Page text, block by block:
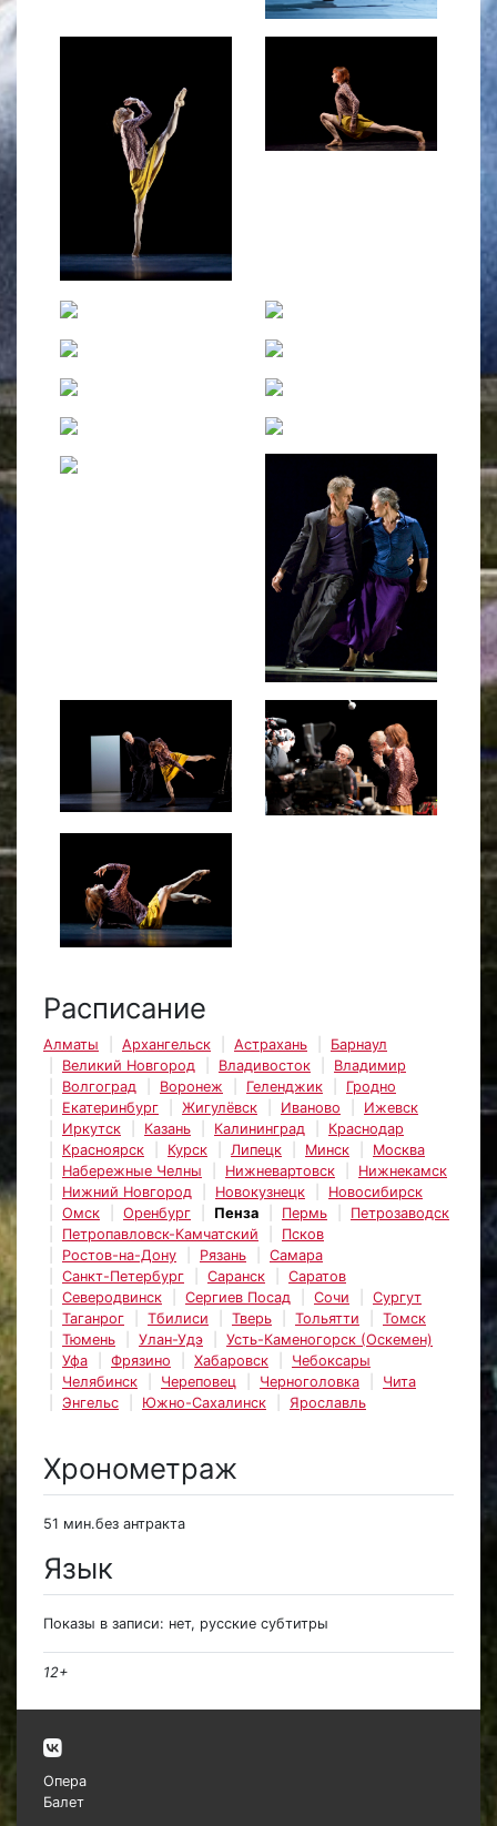
Расписание
Алматы Архангельск Астрахань
Барнаул
Великий Новгород
Владивосток
Владимир
Волгоград
Воронеж Геленджик
Гродно
Екатеринбург
Жигулёвск Иваново
Ижевск
Иркутск
Казань Калининград
Краснодар
Красноярск
Курск Липецк Минск
Москва
Набережные Челны
Нижневартовск
Нижнекамск
Нижний Новгород
Новокузнецк
Новосибирск
Омск
Оренбург Пенза Пермь
Петрозаводск
Петропавловск-Камчатский
Псков
Ростов-на-Дону
Рязань
Самара
Санкт-Петербург
Саранск
Саратов
Северодвинск
Сергиев Посад Сочи
Сургут
Таганрог
Тбилиси Тверь Тольятти
Томск
Тюмень
Улан-Удэ
Усть-Каменогорск (Оскемен)
Уфа
Фрязино Хабаровск
Чебоксары
Челябинск
Череповец Черноголовка
Чита
Энгельс
Южно-Сахалинск Ярославль
Хронометраж
51 мин.без антракта
Язык
Показы в записи: нет, русские субтитры
12+
Опера
Балет